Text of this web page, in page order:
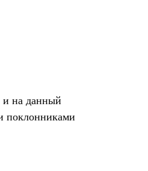
и на данный
поклонниками